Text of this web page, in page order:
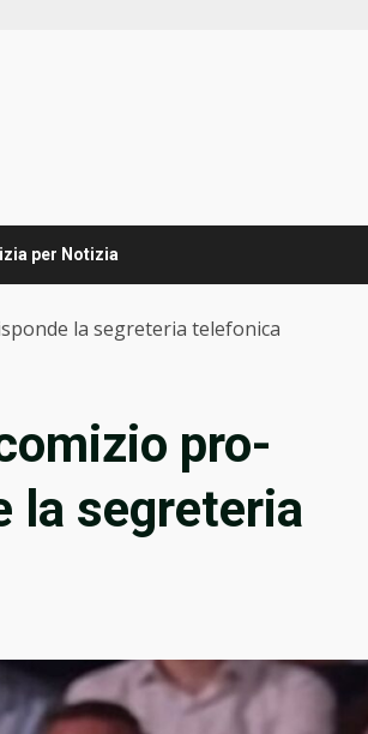
per Notizia
la segreteria telefonica
pro-
la segreteria